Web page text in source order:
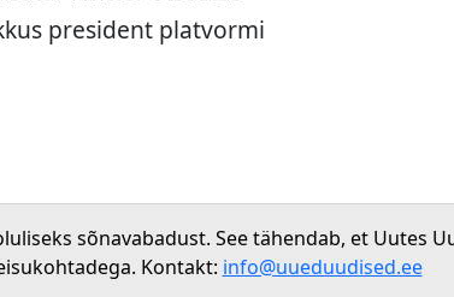
president platvormi
sõnavabadust. See tähendab, et Uutes
Kontakt: info@uueduudised.ee